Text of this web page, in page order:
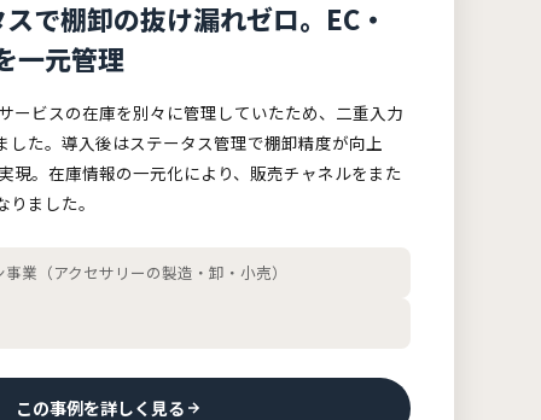
で棚卸の抜け漏れゼロ。EC・
一元管理
ービスの在庫を別々に管理していたため、二重入力
した。導入後はステータス管理で棚卸精度が向上
現。在庫情報の一元化により、販売チャネルをまた
ました。
業（アクセサリーの製造・卸・小売）
この事例を詳しく見る